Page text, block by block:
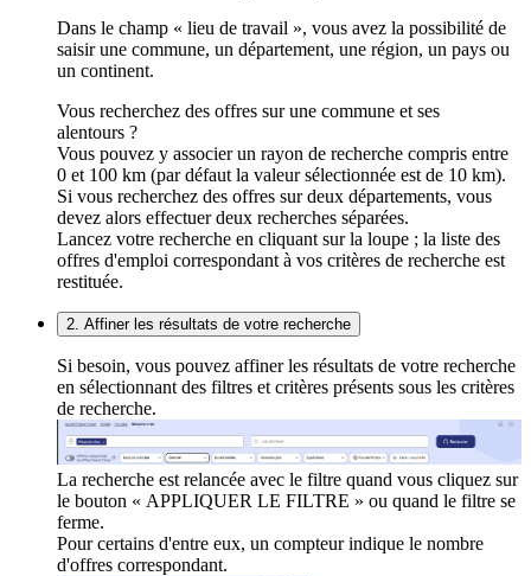
Dans le champ « lieu de travail », vous avez la possibilité de
saisir une commune, un département, une région, un pays ou
un continent.
Vous recherchez des offres sur une commune et ses
alentours ?
Vous pouvez y associer un rayon de recherche compris entre
0 et 100 km (par défaut la valeur sélectionnée est de 10 km).
Si vous recherchez des offres sur deux départements, vous
devez alors effectuer deux recherches séparées.
Lancez votre recherche en cliquant sur la loupe ; la liste des
offres d'emploi correspondant à vos critères de recherche est
restituée.
2. Affiner les résultats de votre recherche
Si besoin, vous pouvez affiner les résultats de votre recherche
en sélectionnant des filtres et critères présents sous les critères
de recherche.
La recherche est relancée avec le filtre quand vous cliquez sur
le bouton « APPLIQUER LE FILTRE » ou quand le filtre se
ferme.
Pour certains d'entre eux, un compteur indique le nombre
d'offres correspondant.